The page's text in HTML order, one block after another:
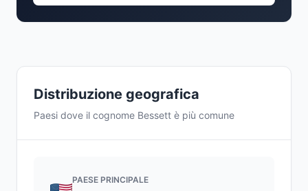
Distribuzione geografica
Paesi dove il cognome Bessett è più comune
PAESE PRINCIPALE